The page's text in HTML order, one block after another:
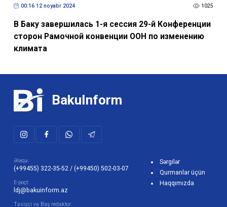
00:16 12 noyabr 2024 1025
В Баку завершилась 1-я сессия 29-й Конференции
сторон Рамочной конвенции ООН по изменению
климата
BakuInform
Əlaqə:
(+99455) 322-35-52/ (+99450) 502-03-07
E-poçt:
ldj@bakuinform.az
Təsisçi və Baş redaktor:
Sərgilər
Qurmanlar üçün
Haqqımızda